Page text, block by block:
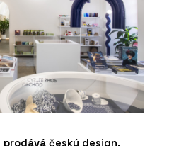
prodává český design.